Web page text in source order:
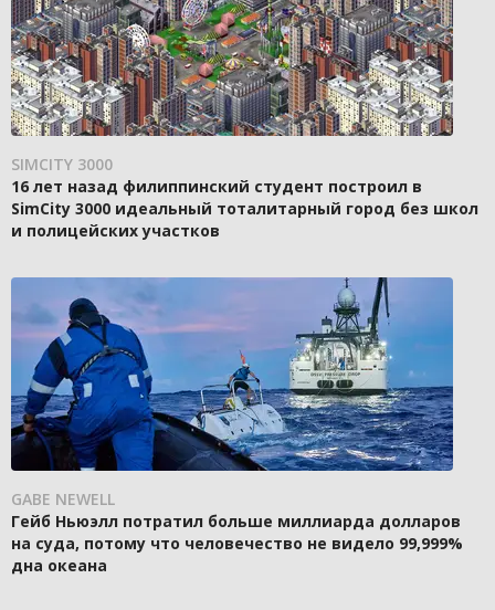
SIMCITY 3000
16 лет назад филиппинский студент построил в
SimCity 3000 идеальный тоталитарный город без школ
и полицейских участков
GABE NEWELL
Гейб Ньюэлл потратил больше миллиарда долларов
на суда, потому что человечество не видело 99,999%
дна океана